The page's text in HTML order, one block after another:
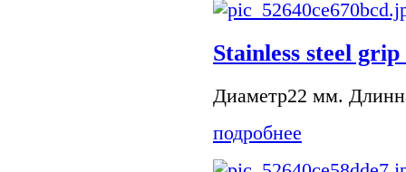
Stainless steel grip
Диаметр22 мм.
подробнее